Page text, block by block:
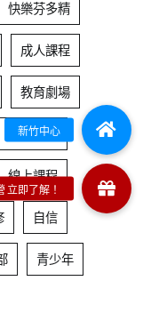
快樂芬多精
成人課程
教育劇場
新竹中心
線上課程
自信
青少年